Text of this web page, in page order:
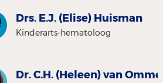
Drs. E.J. (Elise) Huisman
Kinderarts-hematoloog
Dr. C.H. (Heleen) van Ommen